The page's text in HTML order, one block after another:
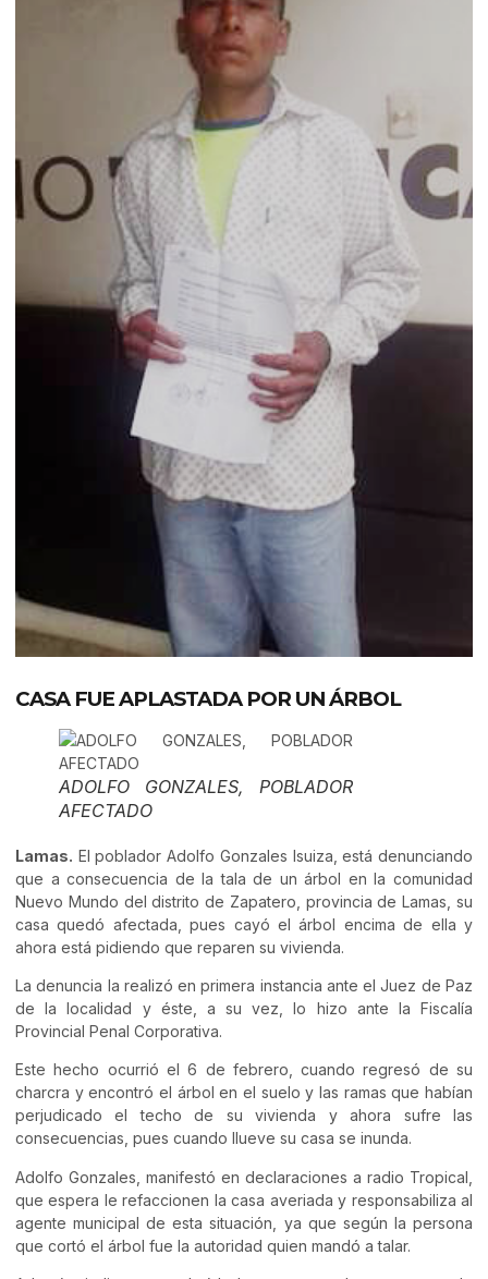
CASA FUE APLASTADA POR UN ÁRBOL
ADOLFO GONZALES, POBLADOR
AFECTADO
Lamas. El poblador Adolfo Gonzales Isuiza, está denunciando
que a consecuencia de la tala de un árbol en la comunidad
Nuevo Mundo del distrito de Zapatero, provincia de Lamas, su
casa quedó afectada, pues cayó el árbol encima de ella y
ahora está pidiendo que reparen su vivienda.
La denuncia la realizó en primera instancia ante el Juez de Paz
de la localidad y éste, a su vez, lo hizo ante la Fiscalía
Provincial Penal Corporativa.
Este hecho ocurrió el 6 de febrero, cuando regresó de su
charcra y encontró el árbol en el suelo y las ramas que habían
perjudicado el techo de su vivienda y ahora sufre las
consecuencias, pues cuando llueve su casa se inunda.
Adolfo Gonzales, manifestó en declaraciones a radio Tropical,
que espera le refaccionen la casa averiada y responsabiliza al
agente municipal de esta situación, ya que según la persona
que cortó el árbol fue la autoridad quien mandó a talar.